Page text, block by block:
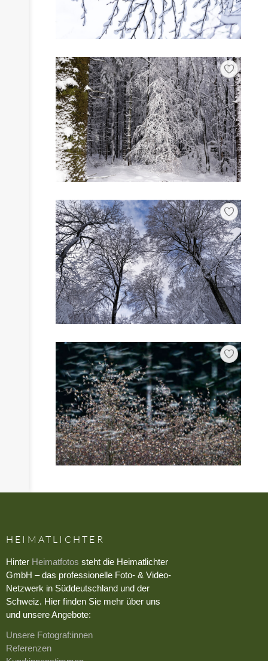
HEIMATLICHTER
Hinter Heimatfotos steht die Heimatlichter
GmbH – das professionelle Foto- & Video-
Netzwerk in Süddeutschland und der
Schweiz. Hier finden Sie mehr über uns
und unsere Angebote:
Unsere Fotograf:innen
Referenzen